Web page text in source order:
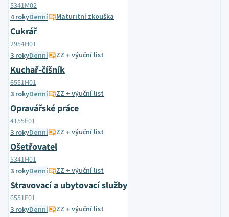
5341M02
4 rokyDenní Maturitní zkouška
Cukrář
2954H01
3 rokyDenní ZZ + výuční list
Kuchař-číšník
6551H01
3 rokyDenní ZZ + výuční list
Opravářské práce
4155E01
3 rokyDenní ZZ + výuční list
Ošetřovatel
5341H01
3 rokyDenní ZZ + výuční list
Stravovací a ubytovací služby
6551E01
3 rokyDenní ZZ + výuční list